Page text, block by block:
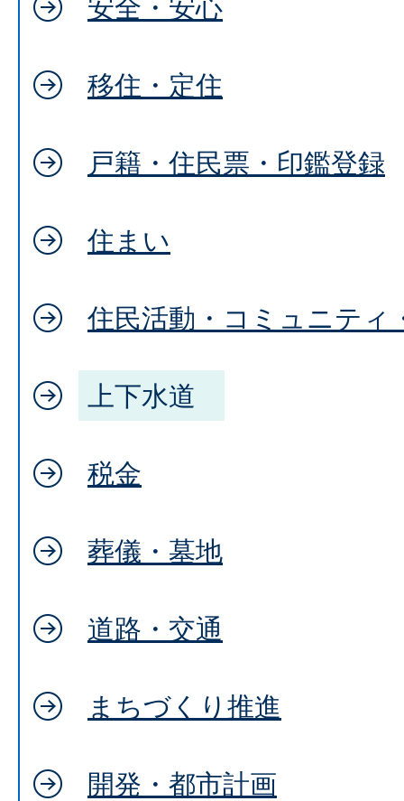
安全・安心
移住・定住
戸籍・住民票・印鑑登録
住まい
住民活動・コミュニティ
上下水道
税金
葬儀・墓地
道路・交通
まちづくり推進
開発・都市計画